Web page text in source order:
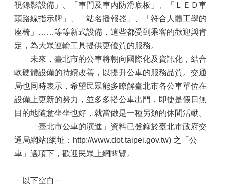
視錄影設備」、「車門及車內防滑底板」、「ＬＥＤ車
頭路線指示牌」、「站名播報器」、「符合人體工學的
座椅」……等等新式設備，這些都受到乘客的歡迎與肯
定，為大眾運輸工具提供更優質的服務。
未來，臺北市的公車將朝向國際化及資訊化，結合
軟硬體設備的持續改善，以提升公車的服務品質。交通
局也同時表示，希望民眾能多瞭解臺北市各公車單位在
設備上更新的努力，並多多搭公車出門，即使是假日無
目的地隨意坐坐也好，就當做是一種另類的休閒活動。
「臺北市公車的演進」資料已登錄於臺北市政府交
通局網站(網址：http://www.dot.taipei.gov.tw) 之「公
車」選項下，歡迎民眾上網閱覽。
－以下空白－